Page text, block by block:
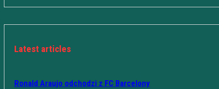
Latest articles
Ronald Araujo odchodzi z FC Barcelony